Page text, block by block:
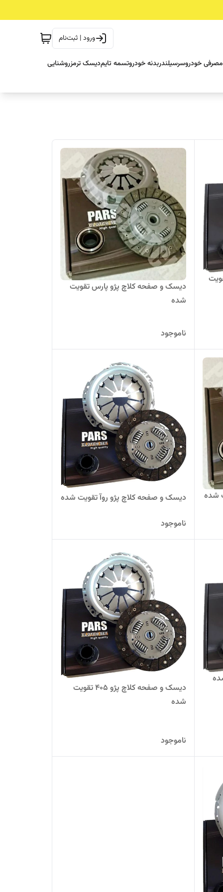
ورود | ثبت‌نام
خودروسرسیلندربدنه خودروتسمه تایمدیسک ترمزروشنایی
مزدا 323 تقویت
دیسک و صفحه کلاچ پژو پارس تقویت
شده
ناموجود
شده دیسک و صفحه کلاچ پژو روآ تقویت شده
ناموجود
دیسک و صفحه کلاچ پژو 405 تقویت
شده
ناموجود